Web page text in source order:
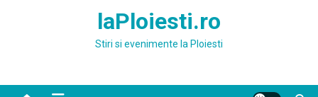
laPloiesti.ro
Stiri si evenimente la Ploiesti